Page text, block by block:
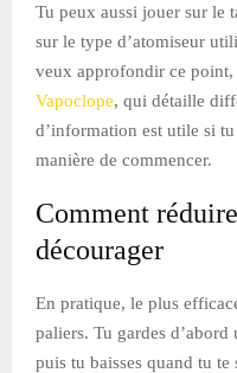
Tu peux aussi jouer sur le
sur le type d’atomiseur
veux approfondir ce
Vapoclope, qui détaille
d’information est utile si
manière de commencer.
Comment
décourager
En pratique, le plus
paliers. Tu gardes
puis tu baisses quand tu te